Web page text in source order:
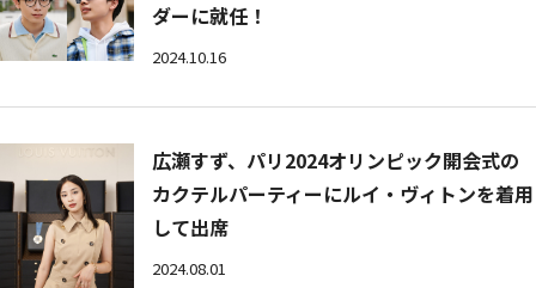
ダーに就任！
2024.10.16
広瀬すず、パリ2024オリンピック開会式の
カクテルパーティーにルイ・ヴィトンを着用
して出席
2024.08.01